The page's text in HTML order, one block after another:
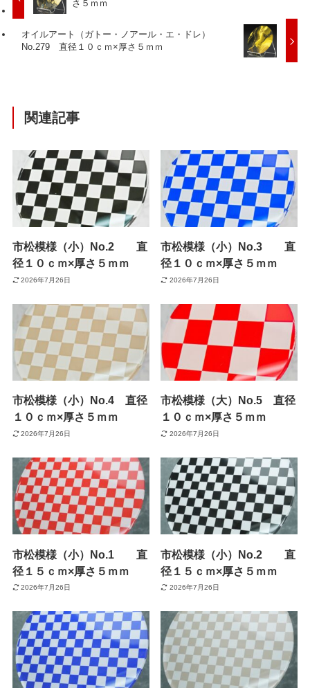
さ５ｍｍ
オイルアート（ガトー・ノアール・エ・ドレ）
No.279 直径１０ｃｍ×厚さ５ｍｍ
関連記事
市松模様（小）No.2 直
径１０ｃｍ×厚さ５ｍｍ
2026年7月26日
市松模様（小）No.3 直
径１０ｃｍ×厚さ５ｍｍ
2026年7月26日
市松模様（小）No.4 直径
１０ｃｍ×厚さ５ｍｍ
2026年7月26日
市松模様（大）No.5 直径
１０ｃｍ×厚さ５ｍｍ
2026年7月26日
市松模様（小）No.1 直
径１５ｃｍ×厚さ５ｍｍ
2026年7月26日
市松模様（小）No.2 直
径１５ｃｍ×厚さ５ｍｍ
2026年7月26日